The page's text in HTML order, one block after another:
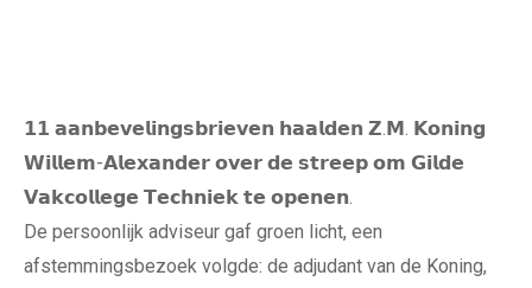
𝟭𝟭 𝗮𝗮𝗻𝗯𝗲𝘃𝗲𝗹𝗶𝗻𝗴𝘀𝗯𝗿𝗶𝗲𝘃𝗲𝗻 𝗵𝗮𝗮𝗹𝗱𝗲𝗻 𝗭.𝗠. 𝗞𝗼𝗻𝗶𝗻𝗴
𝗪𝗶𝗹𝗹𝗲𝗺-𝗔𝗹𝗲𝘅𝗮𝗻𝗱𝗲𝗿 𝗼𝘃𝗲𝗿 𝗱𝗲 𝘀𝘁𝗿𝗲𝗲𝗽 𝗼𝗺 𝗚𝗶𝗹𝗱𝗲
𝗩𝗮𝗸𝗰𝗼𝗹𝗹𝗲𝗴𝗲 𝗧𝗲𝗰𝗵𝗻𝗶𝗲𝗸 𝘁𝗲 𝗼𝗽𝗲𝗻𝗲𝗻.
De persoonlijk adviseur gaf groen licht, een
afstemmingsbezoek volgde: de adjudant van de Koning,